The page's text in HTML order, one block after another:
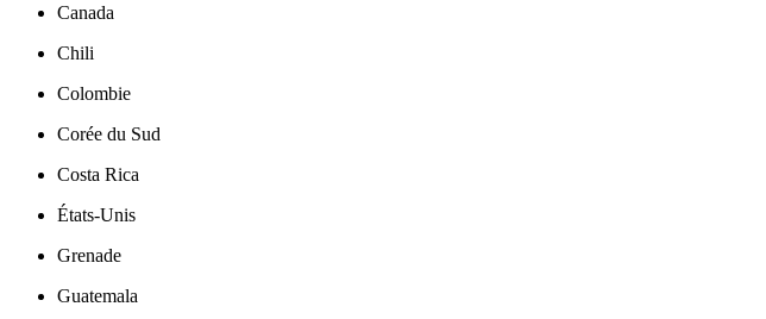
Canada
Chili
Colombie
Corée du Sud
Costa Rica
États-Unis
Grenade
Guatemala